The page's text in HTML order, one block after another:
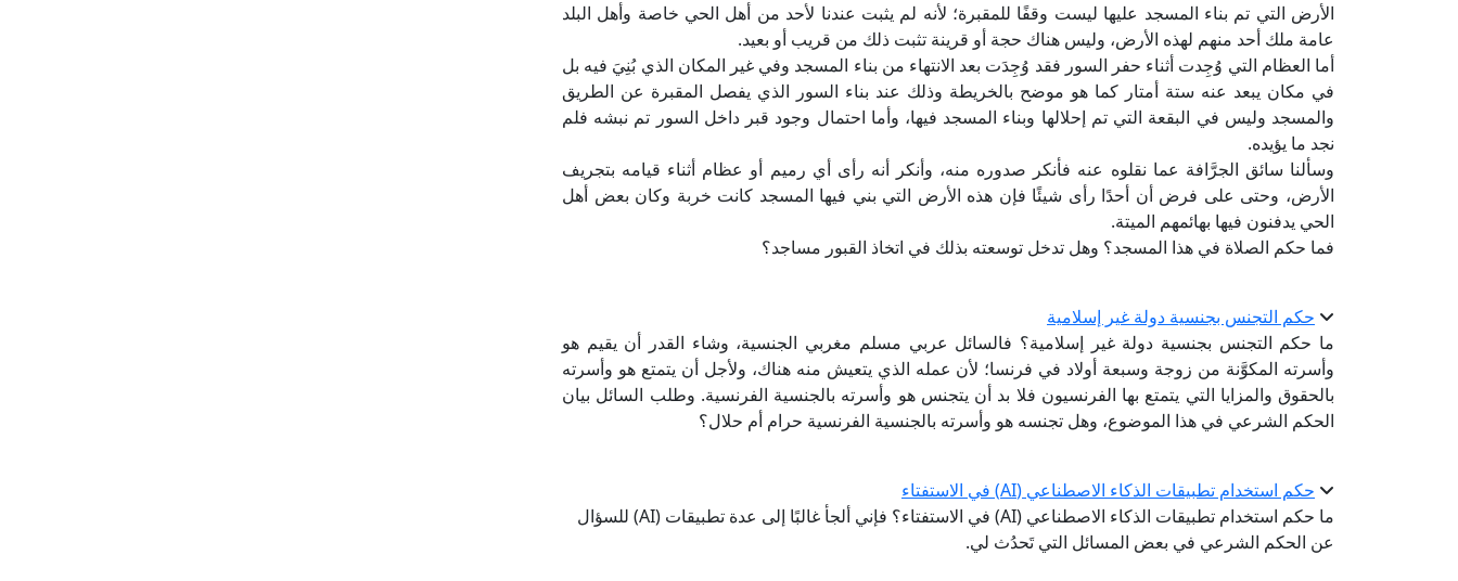
الأرض التي تم بناء المسجد عليها ليست وقفًا للمقبرة؛ لأنه لم يثبت عندنا لأحد من أهل الحي خاصة وأهل البلد
عامة ملك أحد منهم لهذه الأرض، وليس هناك حجة أو قرينة تثبت ذلك من قريب أو بعيد.
أما العظام التي وُجِدت أثناء حفر السور فقد وُجِدَت بعد الانتهاء من بناء المسجد وفي غير المكان الذي بُنِيَ فيه بل
في مكان يبعد عنه ستة أمتار كما هو موضح بالخريطة وذلك عند بناء السور الذي يفصل المقبرة عن الطريق
والمسجد وليس في البقعة التي تم إحلالها وبناء المسجد فيها، وأما احتمال وجود قبر داخل السور تم نبشه فلم
نجد ما يؤيده.
وسألنا سائق الجرَّافة عما نقلوه عنه فأنكر صدوره منه، وأنكر أنه رأى أي رميم أو عظام أثناء قيامه بتجريف
الأرض، وحتى على فرض أن أحدًا رأى شيئًا فإن هذه الأرض التي بني فيها المسجد كانت خربة وكان بعض أهل
الحي يدفنون فيها بهائمهم الميتة.
فما حكم الصلاة في هذا المسجد؟ وهل تدخل توسعته بذلك في اتخاذ القبور مساجد؟
حكم التجنس بجنسية دولة غير إسلامية
ما حكم التجنس بجنسية دولة غير إسلامية؟ فالسائل عربي مسلم مغربي الجنسية، وشاء القدر أن يقيم هو
وأسرته المكوَّنة من زوجة وسبعة أولاد في فرنسا؛ لأن عمله الذي يتعيش منه هناك، ولأجل أن يتمتع هو وأسرته
بالحقوق والمزايا التي يتمتع بها الفرنسيون فلا بد أن يتجنس هو وأسرته بالجنسية الفرنسية. وطلب السائل بيان
الحكم الشرعي في هذا الموضوع، وهل تجنسه هو وأسرته بالجنسية الفرنسية حرام أم حلال؟
حكم استخدام تطبيقات الذكاء الاصطناعي (AI) في الاستفتاء
ما حكم استخدام تطبيقات الذكاء الاصطناعي (AI) في الاستفتاء؟ فإني ألجأ غالبًا إلى عدة تطبيقات (AI) للسؤال
عن الحكم الشرعي في بعض المسائل التي تَحدُث لي.